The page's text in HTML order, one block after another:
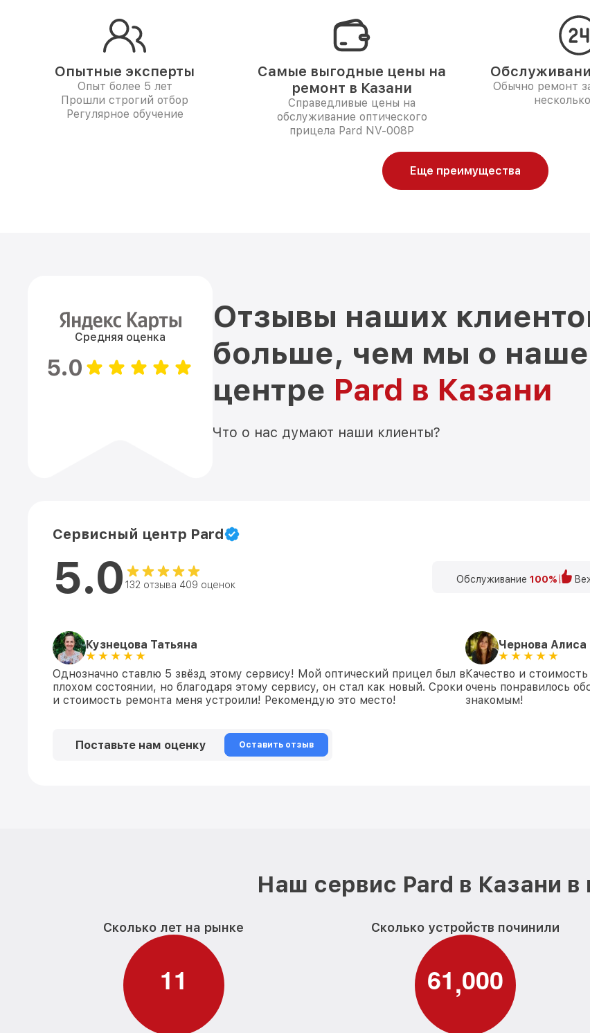
Опытные эксперты
Опыт более 5 лет
Прошли строгий отбор
Регулярное обучение
Самые выгодные цены на
ремонт в Казани
Справедливые цены на
обслуживание оптического
прицела Pard NV-008P
Обычно ремонт
Еще преимущества
Средняя оценка
5.0
Отзывы наших
больше, чем мы о
центре Pard в Казани
Что о нас думают наши клиенты?
Сервисный центр Pard
5.0 132 отзыва 409 оценок Обслуживание 100%
Кузнецова Татьяна
Однозначно ставлю 5 звёзд этому сервису! Мой оптический прицел был в
плохом состоянии, но благодаря этому сервису, он стал как новый. Сроки
и стоимость ремонта меня устроили! Рекомендую это место!
Чернова Алиса
Качество и
очень понравилось
знакомым!
Поставьте нам оценку Оставить отзыв
Наш сервис Pard в Казани
Сколько лет на рынке
11
Сколько устройств починили
61,000